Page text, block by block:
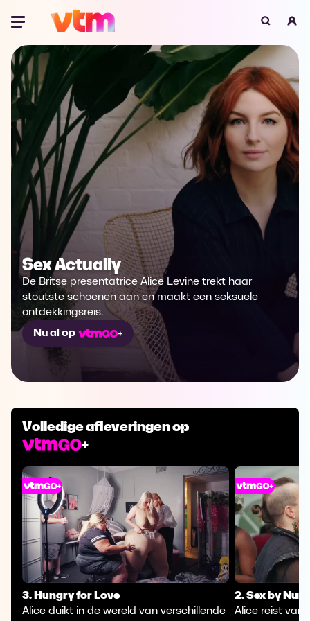
Voor je onze programma's gaat ontdekken,
best je browser updaten of hieronder één
van de ondersteunde browsers
downloaden.
Google Chrome Download
Firefox Download
Safari Download
Microsoft Edge
Opera Download
Sex Actually
De Britse presentatrice Alice Levine trekt haar
stoutste schoenen aan en maakt een seksuele
ontdekkingsreis.
Nu al op
Volledige afleveringen op
3. Hungry for Love
Alice duikt in de wereld van verschillende
2. Sex by
Alice reist van